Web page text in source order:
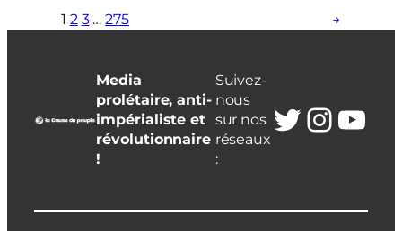
1 2 3 … 275 →
Media
prolétaire, anti-
impérialiste et
révolutionnaire
!
Suivez-
nous
sur nos
réseaux
:
Twitter